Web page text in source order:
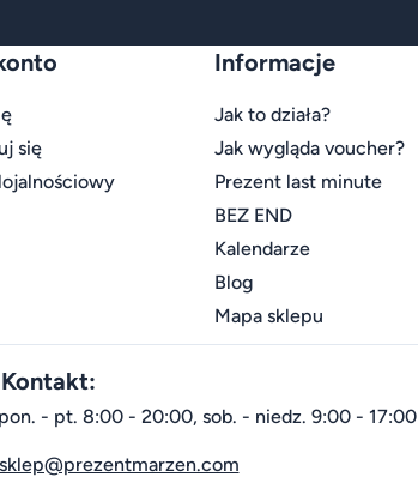
się
Informacje
Jak to działa?
Jak wygląda voucher?
Prezent last minute
BEZ END
Kalendarze
Blog
Mapa sklepu
Kontakt:
- pt. 8:00 - 20:00, sob. - niedz. 9:00 - 17:00
sklep@prezentmarzen.com